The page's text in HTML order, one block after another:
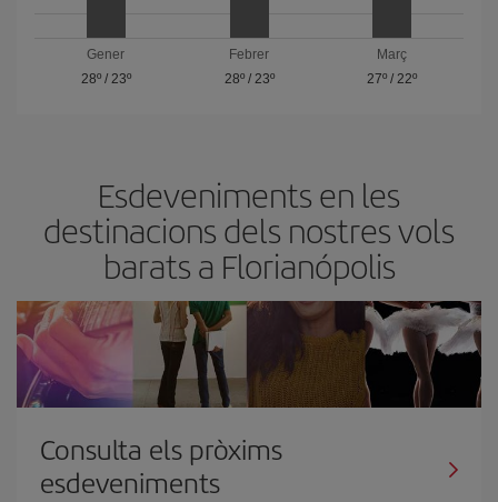
Gener
28º/ 23º
Febrer
28º/ 23º
Març
27º /22º
Esdeveniments en les
destinacions dels nostres vols
barats a Florianópolis
Consulta els pròxims
esdeveniments